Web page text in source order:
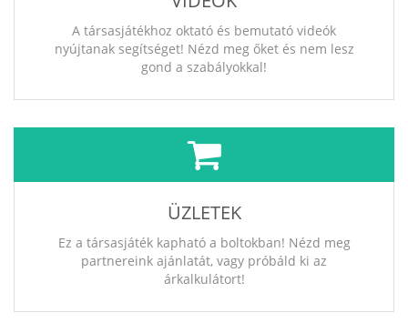
A társasjátékhoz oktató és bemutató videók
nyújtanak segítséget! Nézd meg őket és nem lesz
gond a szabályokkal!
ÜZLETEK
Ez a társasjáték kapható a boltokban! Nézd meg
partnereink ajánlatát, vagy próbáld ki az
árkalkulátort!